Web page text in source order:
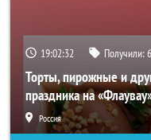
19:02:30 Получили:6
Торты, пирожные и
праздника на
Россия